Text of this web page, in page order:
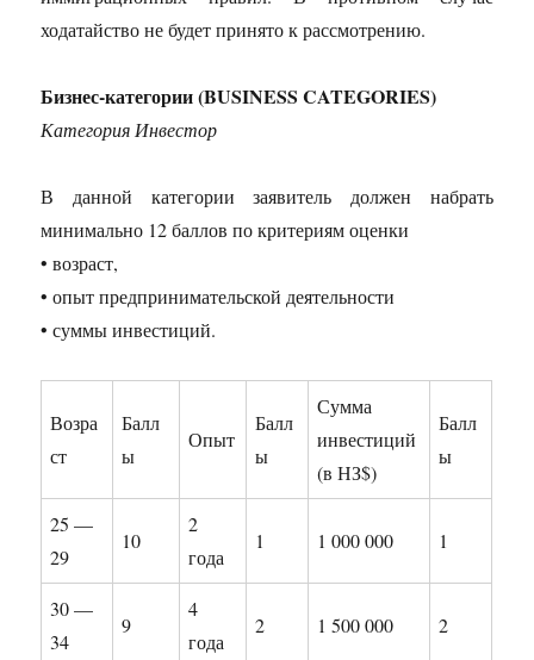
ходатайство не будет принято к рассмотрению.
Бизнес-категории (BUSINESS CATEGORIES)
Категория Инвестор
В данной категории заявитель должен набрать
минимально 12 баллов по критериям оценки
• возраст,
• опыт предпринимательской деятельности
• суммы инвестиций.
Возра
ст
Балл
ы
Опыт
Балл
ы
Сумма
инвестиций
(в НЗ$)
Балл
ы
25 —
29
10
2
года
1 1 000 000 1
30 —
34
9
4
года
2 1 500 000 2